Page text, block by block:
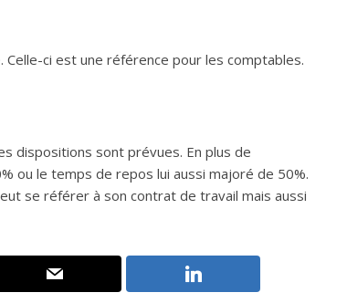
Celle-ci est une référence pour les comptables.
dispositions sont prévues. En plus de
ou le temps de repos lui aussi majoré de 50%.
se référer à son contrat de travail mais aussi